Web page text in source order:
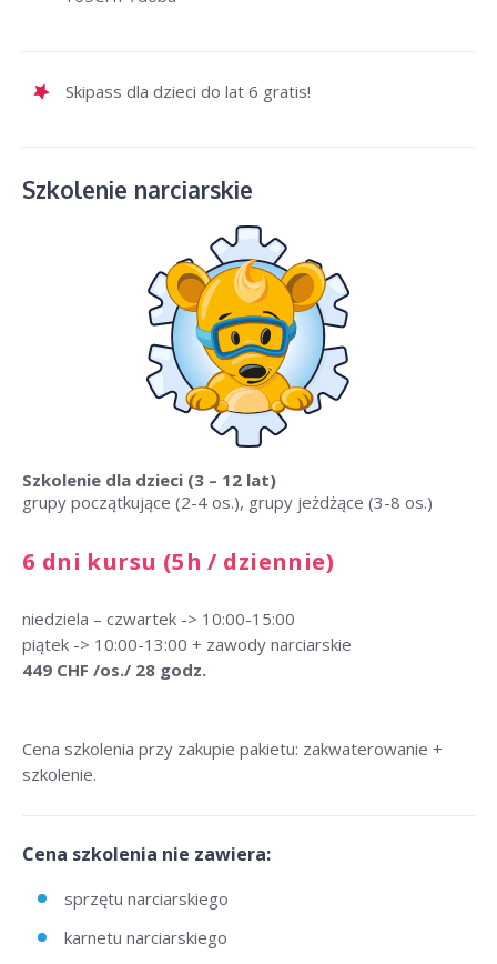
Skipass dla dzieci do lat 6 gratis!
Szkolenie narciarskie
Szkolenie dla dzieci (3 – 12 lat)
grupy początkujące (2-4 os.), grupy jeżdżące (3-8 os.)
6 dni kursu (5h / dziennie)
niedziela – czwartek -> 10:00-15:00
piątek -> 10:00-13:00 + zawody narciarskie
449 CHF /os./ 28 godz.
Cena szkolenia przy zakupie pakietu: zakwaterowanie +
szkolenie.
Cena szkolenia nie zawiera:
sprzętu narciarskiego
karnetu narciarskiego